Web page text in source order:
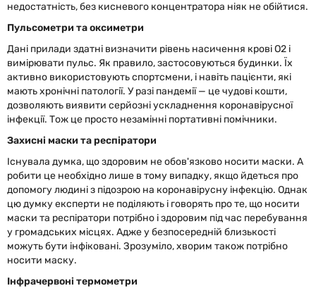
недостатність, без кисневого концентратора ніяк не обійтися.
Пульсометри та оксиметри
Дані прилади здатні визначити рівень насичення крові О2 і
вимірювати пульс. Як правило, застосовуються будинки. Їх
активно використовують спортсмени, і навіть пацієнти, які
мають хронічні патології. У разі пандемії — це чудові кошти,
дозволяють виявити серйозні ускладнення коронавірусної
інфекції. Тож це просто незамінні портативні помічники.
Захисні маски та респіратори
Існувала думка, що здоровим не обов'язково носити маски. А
робити це необхідно лише в тому випадку, якщо йдеться про
допомогу людині з підозрою на коронавірусну інфекцію. Однак
цю думку експерти не поділяють і говорять про те, що носити
маски та респіратори потрібно і здоровим під час перебування
у громадських місцях. Адже у безпосередній близькості
можуть бути інфіковані. Зрозуміло, хворим також потрібно
носити маску.
Інфрачервоні термометри